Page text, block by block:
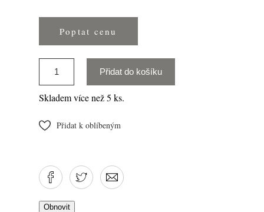
Poptat cenu
Přidat do košíku
Skladem více než 5 ks.
Přidat k oblíbeným